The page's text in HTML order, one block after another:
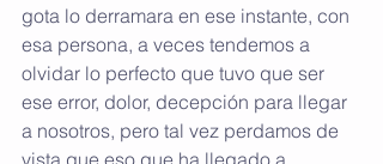
gota lo derramara en ese instante, con
esa persona, a veces tendemos a
olvidar lo perfecto que tuvo que ser
ese error, dolor, decepción para llegar
a nosotros, pero tal vez perdamos de
vista que eso que ha llegado a